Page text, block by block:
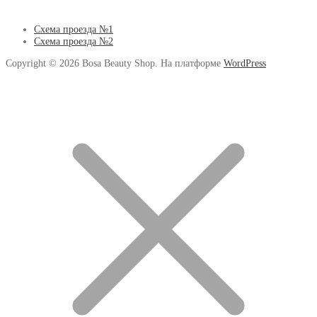
Схема проезда №1
Схема проезда №2
Copyright © 2026 Bosa Beauty Shop. На платформе WordPress